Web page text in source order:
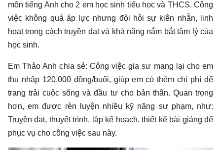
môn tiếng Anh cho 2 em học sinh tiểu học và THCS. Công
việc không quá áp lực nhưng đòi hỏi sự kiên nhẫn, linh
hoạt trong cách truyền đạt và khả năng nắm bắt tâm lý của
học sinh.
Em Thảo Anh chia sẻ: Công việc gia sư mang lại cho em
thu nhập 120.000 đồng/buổi, giúp em có thêm chi phí để
trang trải cuộc sống và đầu tư cho bản thân. Quan trọng
hơn, em được rèn luyện nhiều kỹ năng sư phạm, như:
Truyền đạt, thuyết trình, lập kế hoạch, thiết kế bài giảng để
phục vụ cho công việc sau này.